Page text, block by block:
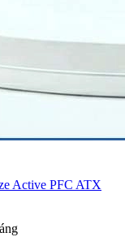
Active PFC ATX